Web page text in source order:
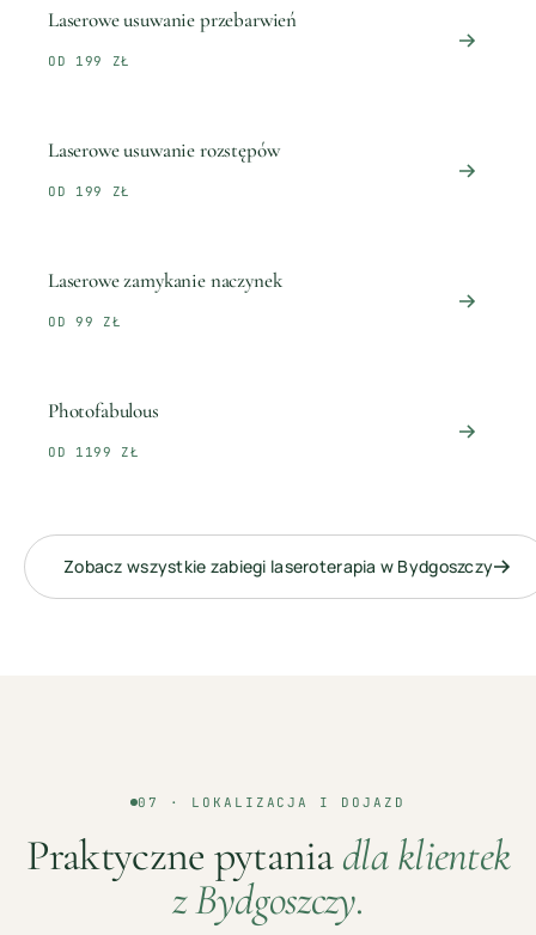
Laserowe usuwanie przebarwień
OD 199 ZŁ
Laserowe usuwanie rozstępów
OD 199 ZŁ
Laserowe zamykanie naczynek
OD 99 ZŁ
Photofabulous
OD 1199 ZŁ
Zobacz wszystkie zabiegi laseroterapia w Bydgoszczy
07 · LOKALIZACJA I DOJAZD
Praktyczne pytaniadla klientek
zBydgoszczy.